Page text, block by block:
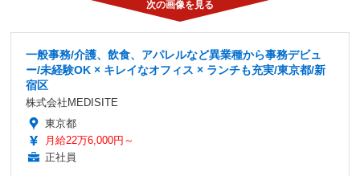
一般事務/介護、飲食、アパレルなど異業種から事務デビュ
ー/未経験OK × キレイなオフィス × ランチも充実/東京都/新
宿区
株式会社MEDISITE
東京都
月給22万6,000円～
正社員